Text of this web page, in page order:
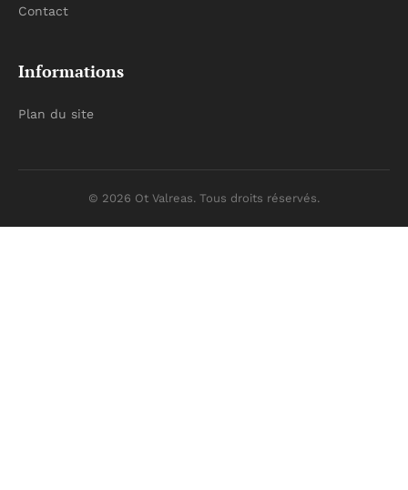
Contact
Informations
Plan du site
© 2026 Ot Valreas. Tous droits réservés.